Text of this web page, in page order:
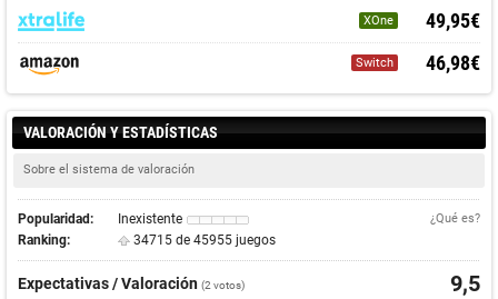
XOne 49,95€
Switch 46,98€
VALORACIÓN Y ESTADÍSTICAS
Sobre el sistema de valoración
Popularidad: Inexistente ¿Qué es?
Ranking: 34715 de 45955 juegos
Expectativas / Valoración (2votos) 9,5